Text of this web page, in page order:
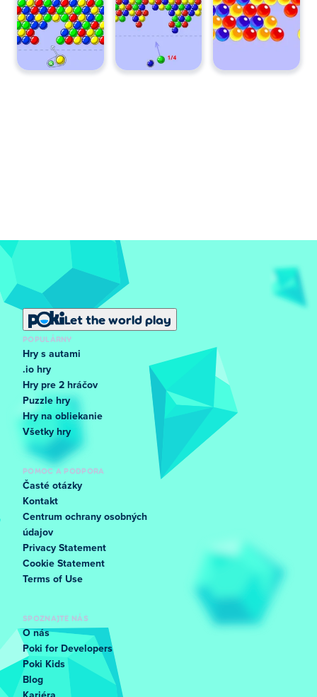
Let the world play
POPULÁRNY
Hry s autami
.io hry
Hry pre 2 hráčov
Puzzle hry
Hry na obliekanie
Všetky hry
POMOC A PODPORA
Časté otázky
Kontakt
Centrum ochrany osobných
údajov
Privacy Statement
Cookie Statement
Terms of Use
SPOZNAJTE NÁS
O nás
Poki for Developers
Poki Kids
Blog